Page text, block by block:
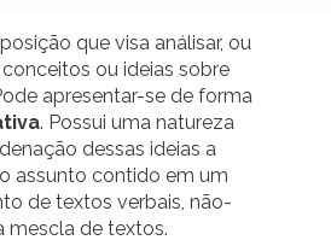
que visa análisar, ou
ou ideias sobre
apresentar-se de forma
. Possui uma natureza
dessas ideias a
assunto contido em um
de textos verbais, não-
mescla de textos.